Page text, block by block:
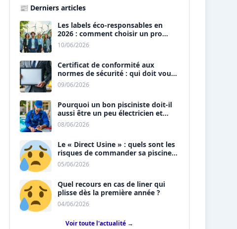
📰 Derniers articles
Les labels éco-responsables en
2026 : comment choisir un pro
« vert » ?
10/06/2026
Certificat de conformité aux
normes de sécurité : qui doit vous
le délivrer ?
09/06/2026
Pourquoi un bon pisciniste doit-il
aussi être un peu électricien et
plombier ?
08/06/2026
Le « Direct Usine » : quels sont les
risques de commander sa piscine
sans installateur ?
05/06/2026
Quel recours en cas de liner qui
plisse dès la première année ?
04/06/2026
Voir toute l'actualité →